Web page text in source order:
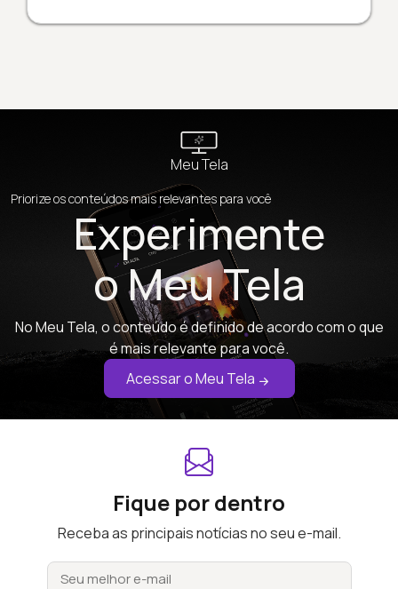
Meu Tela
Priorize os conteúdos mais relevantes para você
Experimente
o Meu Tela
No Meu Tela, o conteúdo é definido de acordo com o que
é mais relevante para você.
Acessar o Meu Tela
Fique por dentro
Receba as principais notícias no seu e-mail.